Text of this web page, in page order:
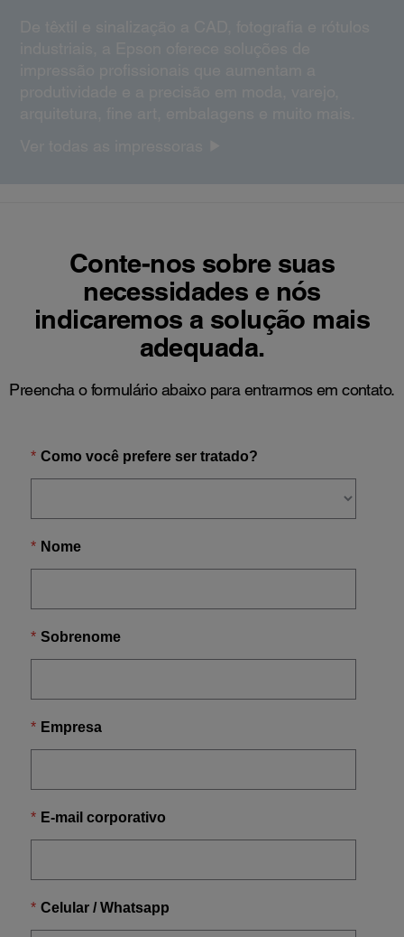
Conte-nos sobre suas
necessidades e nós
indicaremos a solução mais
adequada.
Preencha o formulário abaixo para entrarmos em contato.